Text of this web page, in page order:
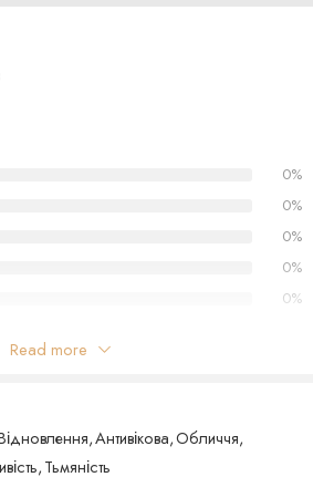
0%
0%
0%
0%
0%
Read more
,Антивікова,Обличчя,
,Тьмяність